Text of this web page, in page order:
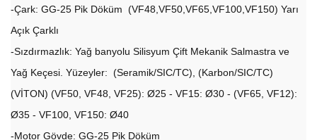
-Çark: GG-25 Pik Döküm (VF48,VF50,VF65,VF100,VF150) Yarı
Açık Çarklı
-Sızdırmazlık: Yağ banyolu Silisyum Çift Mekanik Salmastra ve
Yağ Keçesi. Yüzeyler: (Seramik/SIC/TC), (Karbon/SIC/TC)
(VİTON) (VF50, VF48, VF25): Ø25 - VF15: Ø30 - (VF65, VF12):
Ø35 - VF100, VF150: Ø40
-Motor Gövde: GG-25 Pik Döküm